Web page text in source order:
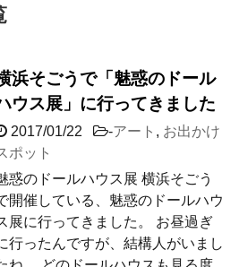
浜そごうで「魅惑のドール
ウス展」に行ってきました
2017/01/22 -アート , お出かけ
ポット
惑のドールハウス展 横浜そごう
開催している、魅惑のドールハウ
展に行ってきました。 お昼過ぎ
行ったんですが、結構人がいまし